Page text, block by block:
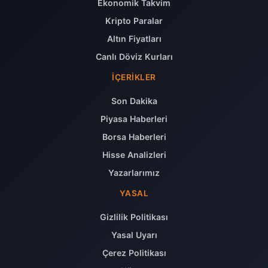
Ekonomik Takvim
Kripto Paralar
Altın Fiyatları
Canlı Döviz Kurları
İÇERIKLER
Son Dakika
Piyasa Haberleri
Borsa Haberleri
Hisse Analizleri
Yazarlarımız
YASAL
Gizlilik Politikası
Yasal Uyarı
Çerez Politikası